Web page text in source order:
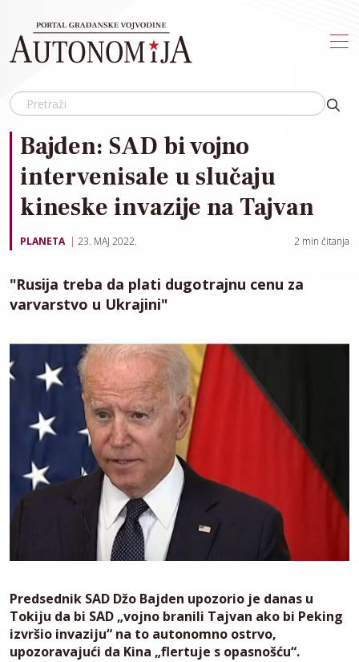
Bajden: SAD bi vojno
intervenisale u slučaju
kineske invazije na Tajvan
PLANETA 23. MAJ 2022. 2 min čitanja
"Rusija treba da plati dugotrajnu cenu za
varvarstvo u Ukrajini"
Predsednik SAD Džo Bajden upozorio je danas u
Tokiju da bi SAD „vojno branili Tajvan ako bi Peking
izvršio invaziju“ na to autonomno ostrvo,
upozoravajući da Kina „flertuje s opasnošću“.